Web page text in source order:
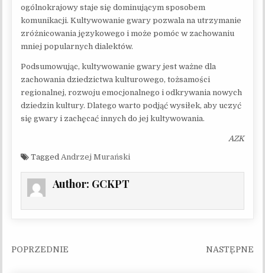
ogólnokrajowy staje się dominującym sposobem
komunikacji. Kultywowanie gwary pozwala na utrzymanie
zróżnicowania językowego i może pomóc w zachowaniu
mniej popularnych dialektów.
Podsumowując, kultywowanie gwary jest ważne dla
zachowania dziedzictwa kulturowego, tożsamości
regionalnej, rozwoju emocjonalnego i odkrywania nowych
dziedzin kultury. Dlatego warto podjąć wysiłek, aby uczyć
się gwary i zachęcać innych do jej kultywowania.
AZK
TaggedAndrzej Murański
Author: GCKPT
Nawigacja wpisu